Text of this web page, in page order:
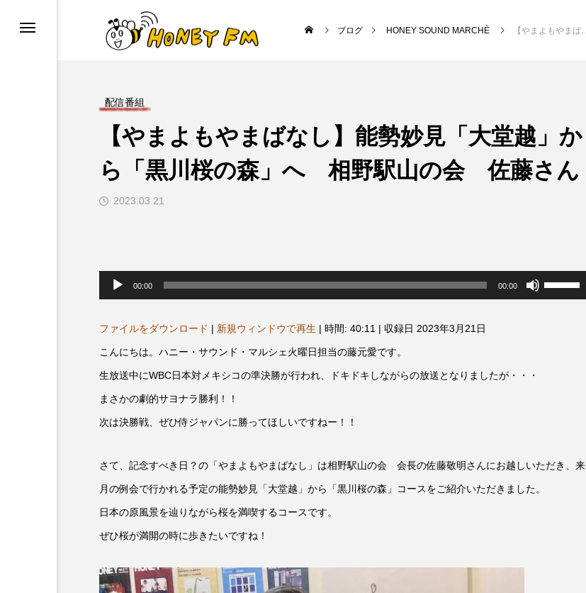
ゼント】兵庫陶芸美
「こども学芸員とつく
JAZZ BAR COZY
最終回【JAZZ Bar cozy】3月7日
（木）今回はビル・エヴァンス
た！
MY SWEET GARDEN
【マイスイートガーデン】7月14
日（火）配信 庭づくりは曲線を
ットの山本さん
ブログ HONEY SOUND MARCHÈ 【やまよもやまばなし】能勢妙見「大堂越」から「黒川桜の森」へ 相野駅山の会 佐藤さん
配信番組
【やまよもやまばなし】能勢妙見「大堂越」か
ら「黒川桜の森」へ 相野駅山の会 佐藤さん
2023.03.21
ヤ
ー
00:00 00:00
リ
ー
ファイルをダウンロード | 新規ウィンドウで再生 | 時間: 40:11 | 収録日 2023年3月21日
こんにちは。ハニー・サウンド・マルシェ火曜日担当の藤元愛です。
生放送中にWBC日本対メキシコの準決勝が行われ、ドキドキしながらの放送となりましたが・・・
まさかの劇的サヨナラ勝利！！
次は決勝戦、ぜひ侍ジャパンに勝ってほしいですねー！！
さて、記念すべき日？の「やまよもやまばなし」は相野駅山の会 会長の佐藤敬明さんにお越しいただき、来
月の例会で行かれる予定の能勢妙見「大堂越」から「黒川桜の森」コースをご紹介いただきました。
日本の原風景を辿りながら桜を満喫するコースです。
ぜひ桜が満開の時に歩きたいですね！